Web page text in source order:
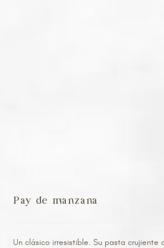
Pay de manzana
Un clásico irresistible. Su pasta crujiente